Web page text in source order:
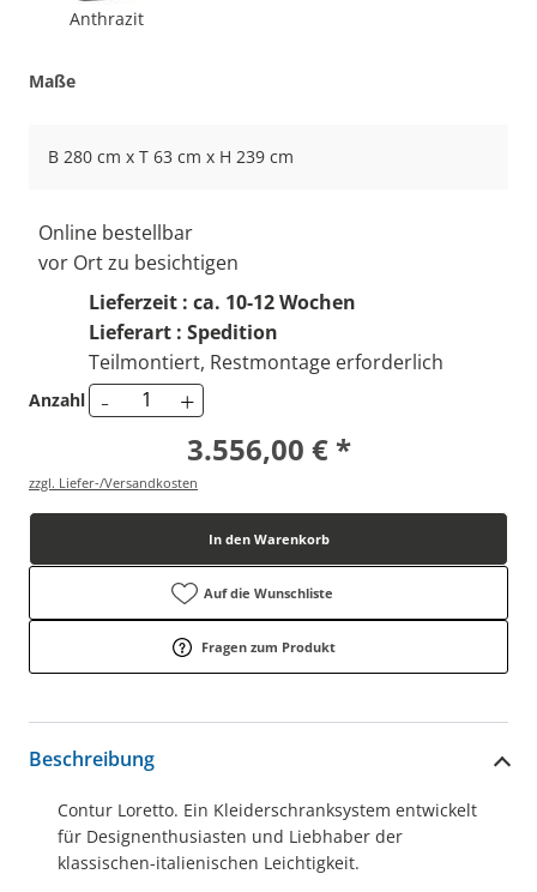
Anthrazit
Maße
B 280 cm x T 63 cm x H 239 cm
Online bestellbar
vor Ort zu besichtigen
Lieferzeit : ca. 10-12 Wochen
Lieferart : Spedition
Teilmontiert, Restmontage erforderlich
Anzahl - +
3.556,00 € *
zzgl. Liefer-/Versandkosten
In den Warenkorb
Auf die Wunschliste
Fragen zum Produkt
Beschreibung
Contur Loretto. Ein Kleiderschranksystem entwickelt
für Designenthusiasten und Liebhaber der
klassischen-italienischen Leichtigkeit.